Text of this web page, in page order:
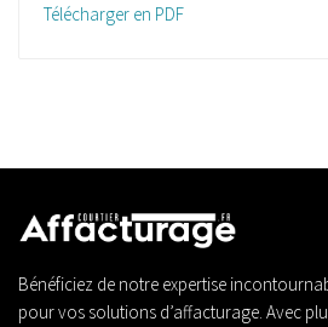
Télécharger en PDF
Bénéficiez de notre expertise
pour vos solutions d’affacturage. Avec